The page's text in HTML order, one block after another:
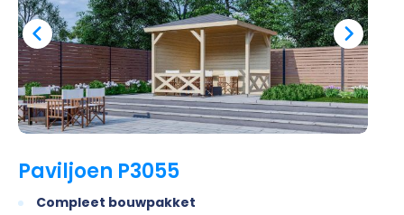
Paviljoen P3055
Compleet bouwpakket